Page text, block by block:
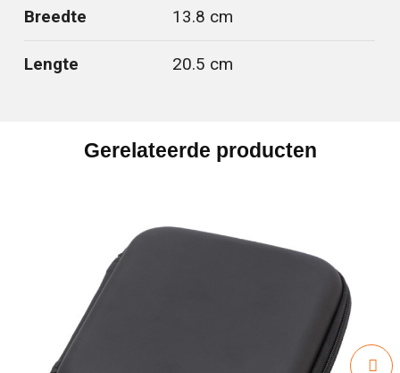
Breedte 13.8 cm
Lengte 20.5 cm
Gerelateerde producten